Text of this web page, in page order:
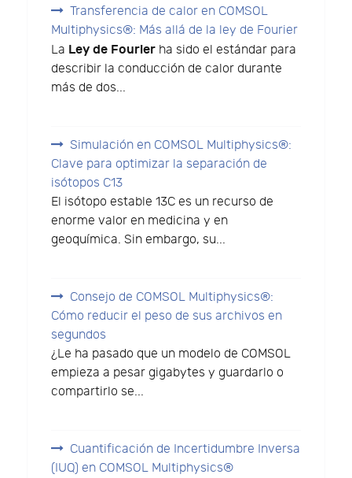
Transferencia de calor en COMSOL
Multiphysics®: Más allá de la ley de Fourier
La Ley de Fourier ha sido el estándar para
describir la conducción de calor durante
más de dos...
Simulación en COMSOL Multiphysics®:
Clave para optimizar la separación de
isótopos C13
El isótopo estable 13C es un recurso de
enorme valor en medicina y en
geoquímica. Sin embargo, su...
Consejo de COMSOL Multiphysics®:
Cómo reducir el peso de sus archivos en
segundos
¿Le ha pasado que un modelo de COMSOL
empieza a pesar gigabytes y guardarlo o
compartirlo se...
Cuantificación de Incertidumbre Inversa
(IUQ) en COMSOL Multiphysics®